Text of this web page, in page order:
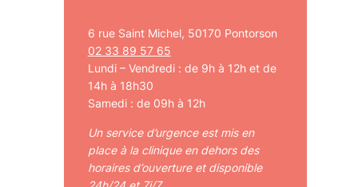
6 rue Saint Michel, 50170 Pontorson
02 33 89 57 65
Lundi – Vendredi : de 9h à 12h et de
14h à 18h30
Samedi : de 09h à 12h
Un service d’urgence est mis en
place à la clinique en dehors des
horaires d’ouverture et disponible